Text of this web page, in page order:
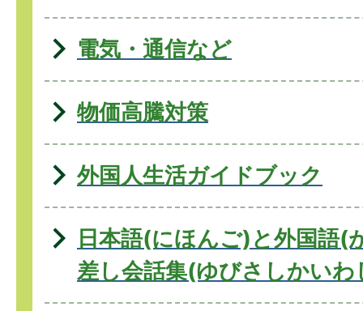
電気・通信など
物価高騰対策
外国人生活ガイドブック
日本語(にほんご)と外国語(
差し会話集(ゆびさしかいわ